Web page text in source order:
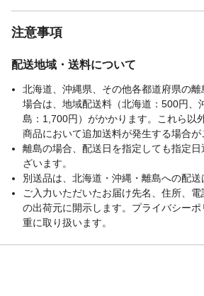
注意事項
配送地域・送料について
北海道、沖縄県、その他各都道府県の
場合は、地域配送料（北海道：500円、
島：1,700円）がかかります。これら以
商品において追加送料が発生する場合が
離島の場合、配送日を指定しても指定
ざいます。
別送品は、北海道・沖縄・離島への配送
ご入力いただいたお届け先名、住所、
の出荷元に開示します。プライバシー
重に取り扱います。